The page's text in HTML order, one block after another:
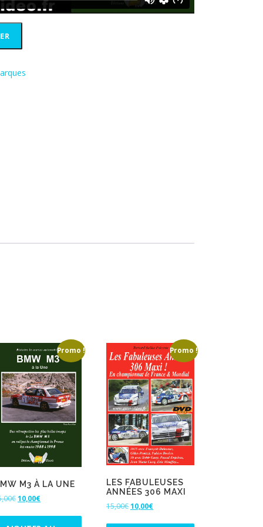
Promo !
M3 À LA UNE
€L
10,00€L
Promo !
LES FABULEUSES
ANNÉES 306 MAXI
15,00€L
10,00€L